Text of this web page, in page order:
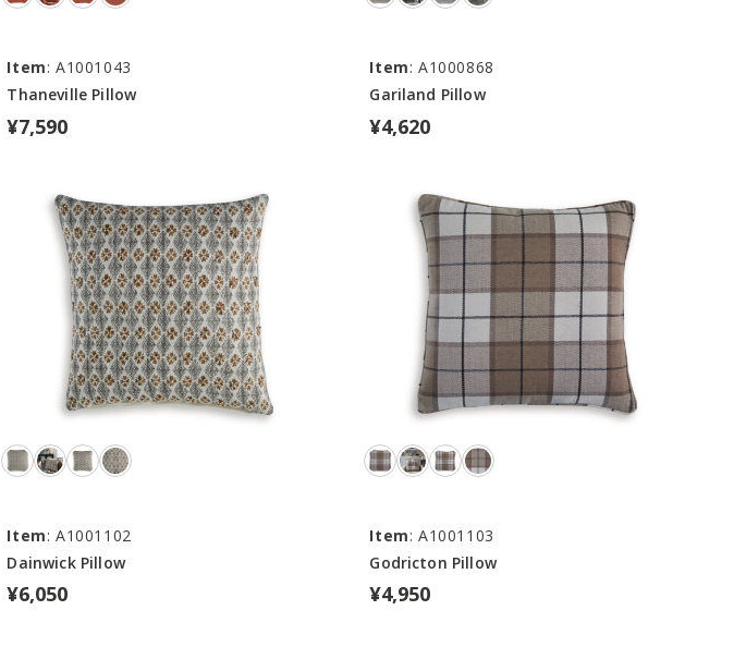
Item: A1001043
Thaneville Pillow
¥7,590
Item: A1000868
Gariland Pillow
¥4,620
Item: A1001102
Dainwick Pillow
¥6,050
Item: A1001103
Godricton Pillow
¥4,950